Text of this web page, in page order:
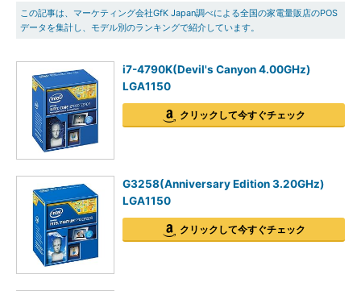
この記事は、マーケティング会社GfK Japan調べによる全国の家電量販店のPOS
データを集計し、モデル別のランキングで紹介しています。
i7-4790K(Devil's Canyon 4.00GHz)
LGA1150
クリックして今すぐチェック
G3258(Anniversary Edition 3.20GHz)
LGA1150
クリックして今すぐチェック